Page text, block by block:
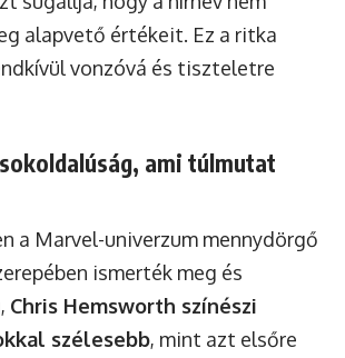
alapvető értékeit. Ez a ritka
vonzóvá és tiszteletre
ami túlmutat
a Marvel-univerzum mennydörgő
ismerték meg és
Chris Hemsworth színészi
szélesebb, mint azt elsőre